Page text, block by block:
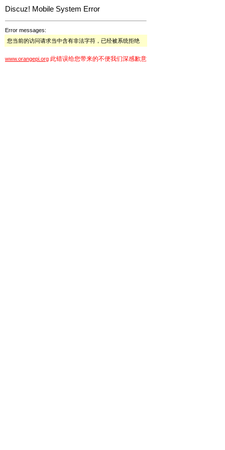
Discuz! Mobile System Error
Error messages:
您当前的访问请求当中含有非法字符，已经被系统拒绝
www.orangepi.org 此错误给您带来的不便我们深感歉意